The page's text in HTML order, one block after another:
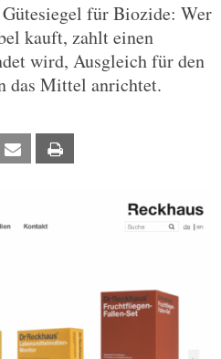
für Biozide: Wer
kauft, zahlt einen
wird, Ausgleich für den
das Mittel anrichtet.
Email